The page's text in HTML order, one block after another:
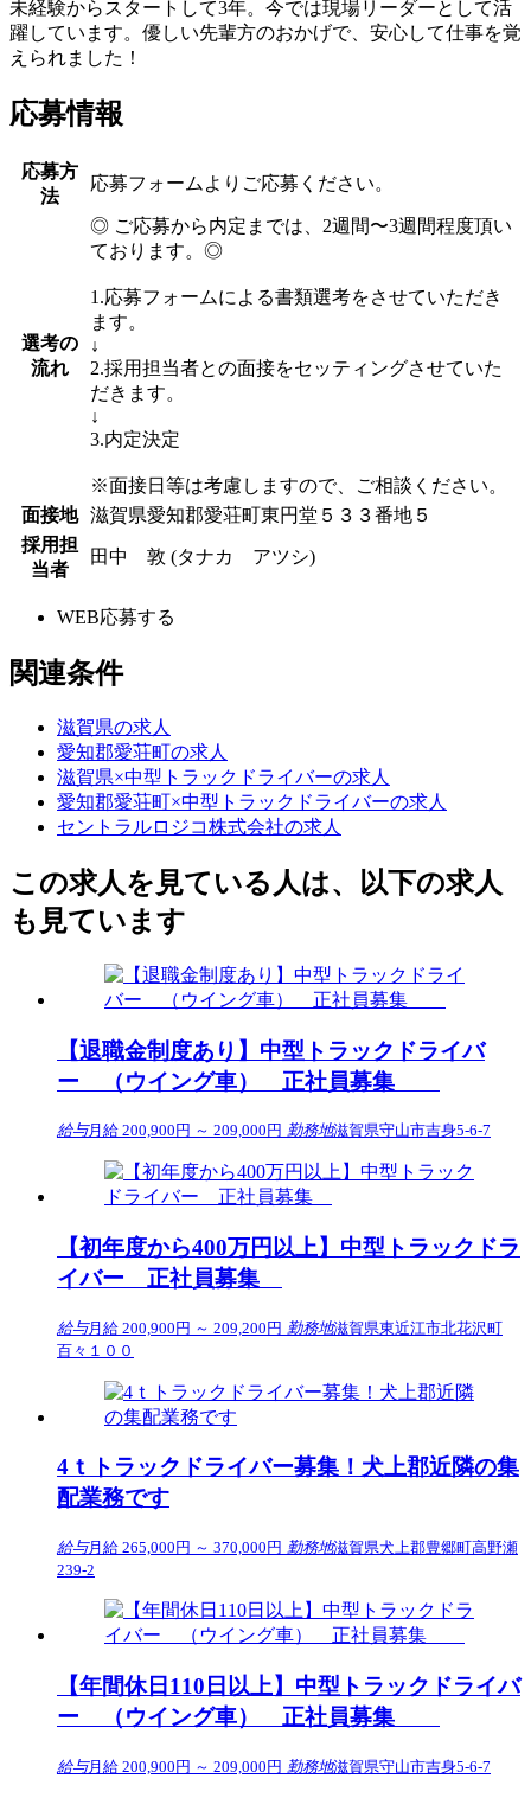
未経験からスタートして3年。今では現場リーダーとして活
躍しています。優しい先輩方のおかげで、安心して仕事を覚
えられました！
応募情報
応募方
法
応募フォームよりご応募ください。
選考の
流れ
◎ ご応募から内定までは、2週間〜3週間程度頂い
ております。◎
1.応募フォームによる書類選考をさせていただき
ます。
↓
2.採用担当者との面接をセッティングさせていた
だきます。
↓
3.内定決定
※面接日等は考慮しますので、ご相談ください。
面接地
滋賀県愛知郡愛荘町東円堂５３３番地５
採用担
当者
田中 敦 (タナカ アツシ)
WEB応募する
関連条件
滋賀県の求人
愛知郡愛荘町の求人
滋賀県×中型トラックドライバーの求人
愛知郡愛荘町×中型トラックドライバーの求人
セントラルロジコ株式会社の求人
この求人を見ている人は、以下の求人
も見ています
【退職金制度あり】中型トラックドライバ
ー （ウイング車） 正社員募集
給与月給 200,900円 ～ 209,000円 勤務地滋賀県守山市吉身5-6-7
【初年度から400万円以上】中型トラックドラ
イバー 正社員募集
給与月給 200,900円 ～ 209,200円 勤務地滋賀県東近江市北花沢町
百々１００
4ｔトラックドライバー募集！犬上郡近隣の集
配業務です
給与月給 265,000円 ～ 370,000円 勤務地滋賀県犬上郡豊郷町高野瀬
239-2
【年間休日110日以上】中型トラックドライバ
ー （ウイング車） 正社員募集
給与月給 200,900円 ～ 209,000円 勤務地滋賀県守山市吉身5-6-7